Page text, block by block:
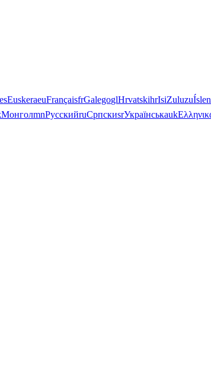
esEuskeraeuFrançaisfrGalegoglHrvatskihrIsiZuluzu
МонголmnРусскийruСрпскиsrУкраїнськаuk